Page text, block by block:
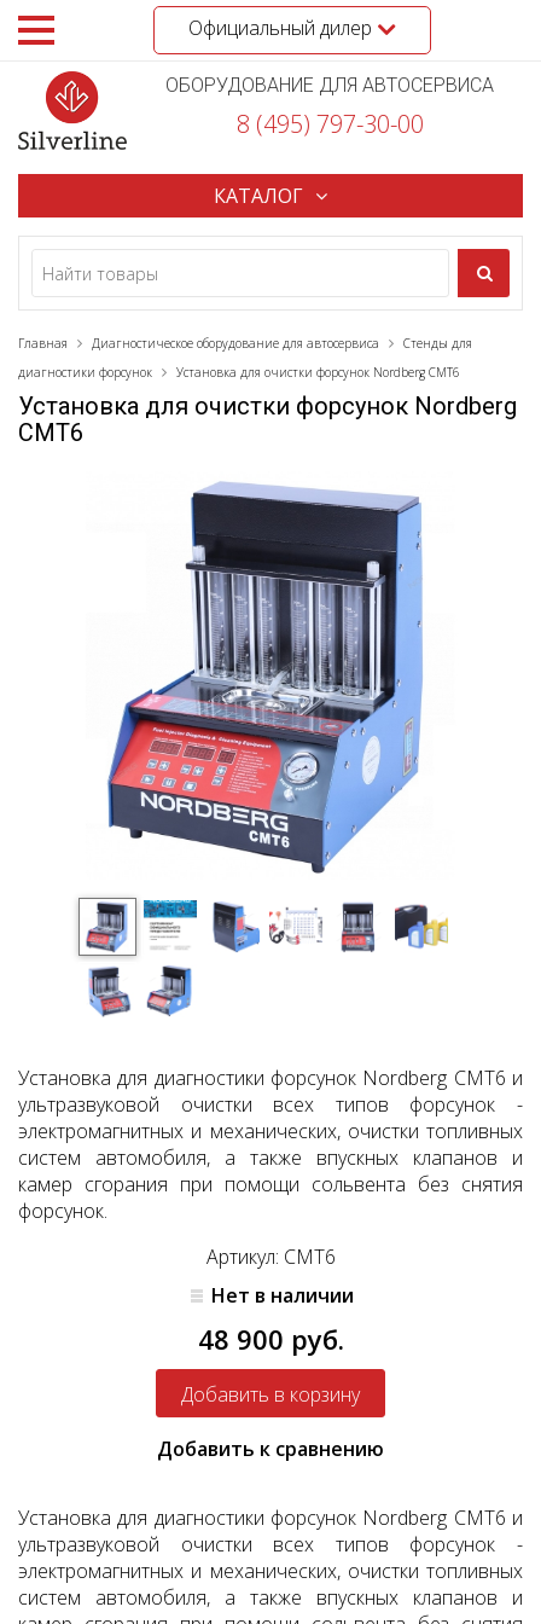
Официальный дилер
ОБОРУДОВАНИЕ ДЛЯ АВТОСЕРВИСА
8 (495) 797-30-00
КАТАЛОГ
Главная Диагностическое оборудование для автосервиса
Стенды для
диагностики форсунок
Установка для очистки форсунок Nordberg CMT6
Установка для очистки форсунок Nordberg
CMT6
Установка для диагностики форсунок Nordberg CMT6 и
ультразвуковой очистки всех типов форсунок -
электромагнитных и механических, очистки топливных
систем автомобиля, а также впускных клапанов и
камер сгорания при помощи сольвента без снятия
форсунок.
Артикул: CMT6
Нет в наличии
48 900 руб.
Добавить к сравнению
Установка для диагностики форсунок Nordberg CMT6 и
ультразвуковой очистки всех типов форсунок -
электромагнитных и механических, очистки топливных
систем автомобиля, а также впускных клапанов и